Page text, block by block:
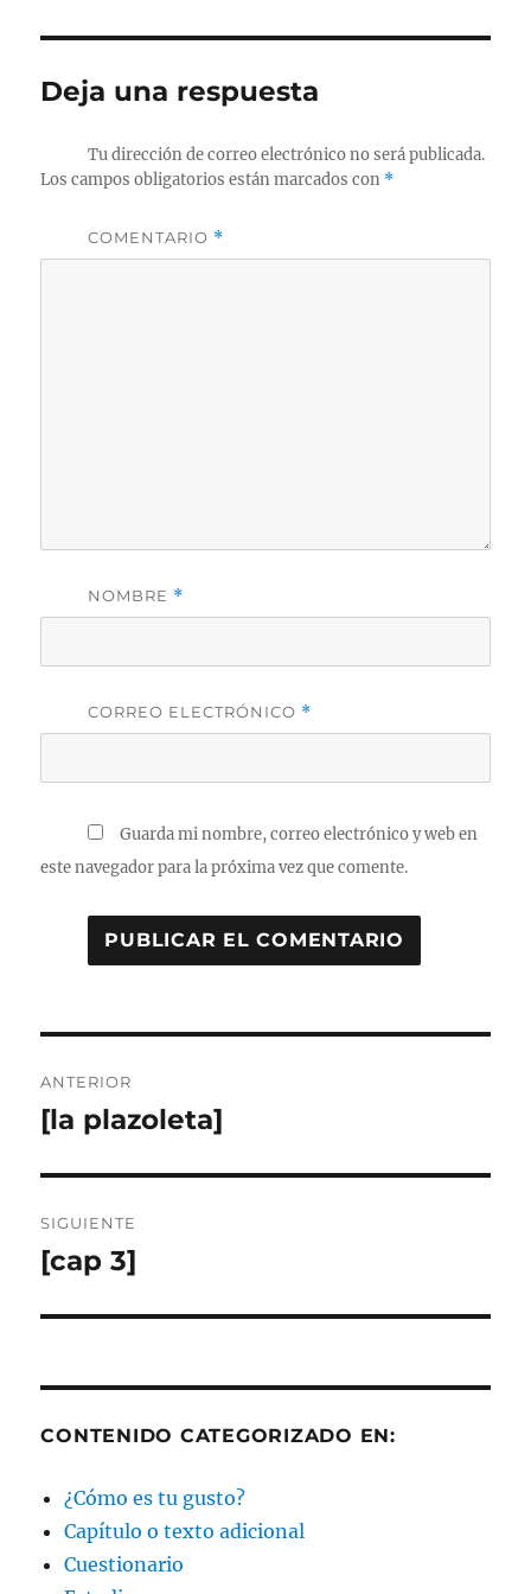
Deja una respuesta
Tu dirección de correo electrónico no será publicada.
Los campos obligatorios están marcados con *
COMENTARIO *
NOMBRE *
CORREO ELECTRÓNICO *
Guarda mi nombre, correo electrónico y web en
este navegador para la próxima vez que comente.
de
ANTERIOR
Entrada
[la plazoleta]
SIGUIENTE
Entrada
[cap 3]
CONTENIDO CATEGORIZADO EN:
¿Cómo es tu gusto?
Capítulo o texto adicional
Cuestionario